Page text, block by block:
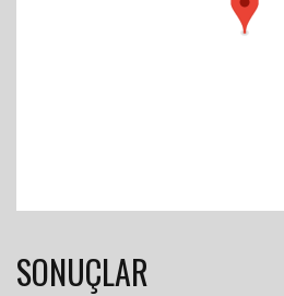
SONUÇLAR